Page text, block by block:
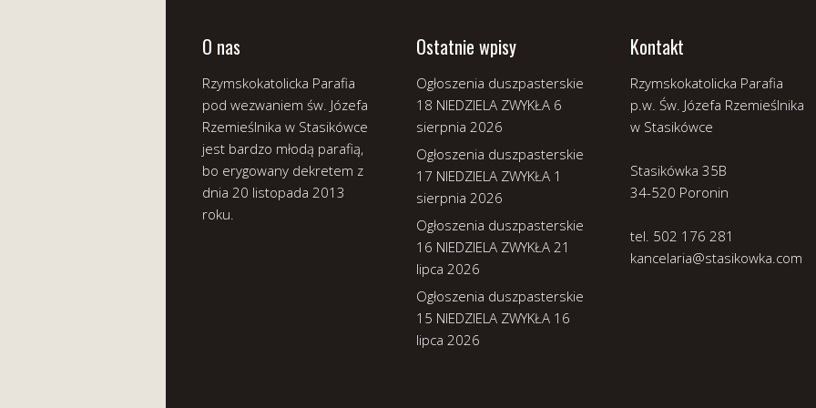
O nas
Rzymskokatolicka Parafia
pod wezwaniem św. Józefa
Rzemieślnika w Stasikówce
jest bardzo młodą parafią,
bo erygowany dekretem z
dnia 20 listopada 2013
roku.
Ostatnie wpisy
Ogłoszenia duszpasterskie
18 NIEDZIELA ZWYKŁA 6
sierpnia 2026
Ogłoszenia duszpasterskie
17 NIEDZIELA ZWYKŁA 1
sierpnia 2026
Ogłoszenia duszpasterskie
16 NIEDZIELA ZWYKŁA 21
lipca 2026
Ogłoszenia duszpasterskie
15 NIEDZIELA ZWYKŁA 16
lipca 2026
Kontakt
Rzymskokatolicka Parafia
p.w. Św. Józefa Rzemieślnika
w Stasikówce
Stasikówka 35B
34-520 Poronin
tel. 502 176 281
kancelaria@stasikowka.com